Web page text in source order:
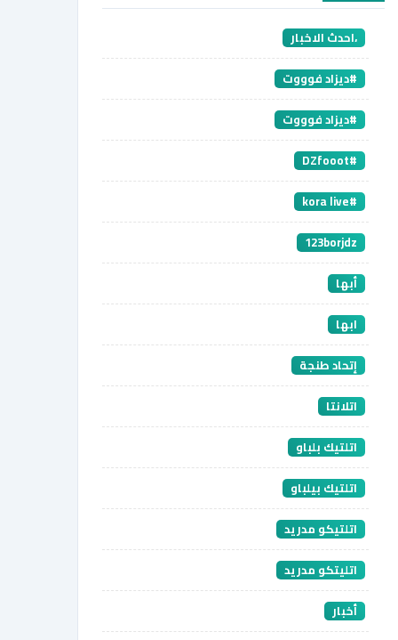
،احدث الاخبار
#ديزاد فوووت
#ديزاد فوووت
#DZfooot
#kora live
123borjdz
أبها
ابها
إتحاد طنجة
اتلانتا
اتلتيك بلباو
اتلتيك بيلباو
اتلتيكو مدريد
اتليتكو مدريد
أخبار